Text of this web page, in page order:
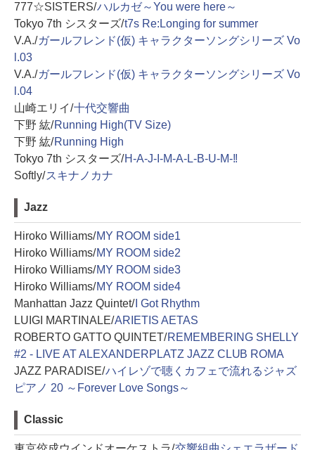
777☆SISTERS/ハルカゼ～You were here～
Tokyo 7th シスターズ/t7s Re:Longing for summer
V.A./ガールフレンド(仮) キャラクターソングシリーズ Vo
l.03
V.A./ガールフレンド(仮) キャラクターソングシリーズ Vo
l.04
山崎エリイ/十代交響曲
下野 紘/Running High(TV Size)
下野 紘/Running High
Tokyo 7th シスターズ/H-A-J-I-M-A-L-B-U-M-!!
Softly/スキナノカナ
Jazz
Hiroko Williams/MY ROOM side1
Hiroko Williams/MY ROOM side2
Hiroko Williams/MY ROOM side3
Hiroko Williams/MY ROOM side4
Manhattan Jazz Quintet/I Got Rhythm
LUIGI MARTINALE/ARIETIS AETAS
ROBERTO GATTO QUINTET/REMEMBERING SHELLY
#2 - LIVE AT ALEXANDERPLATZ JAZZ CLUB ROMA
JAZZ PARADISE/ハイレゾで聴くカフェで流れるジャズ
ピアノ 20 ～Forever Love Songs～
Classic